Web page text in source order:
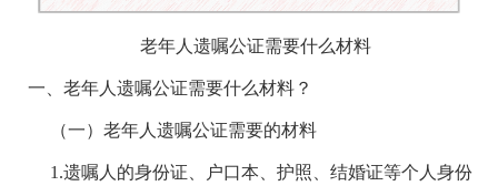
老年人遗嘱公证需要什么材料
一、老年人遗嘱公证需要什么材料？
（一）老年人遗嘱公证需要的材料
1.遗嘱人的身份证、户口本、护照、结婚证等个人身份